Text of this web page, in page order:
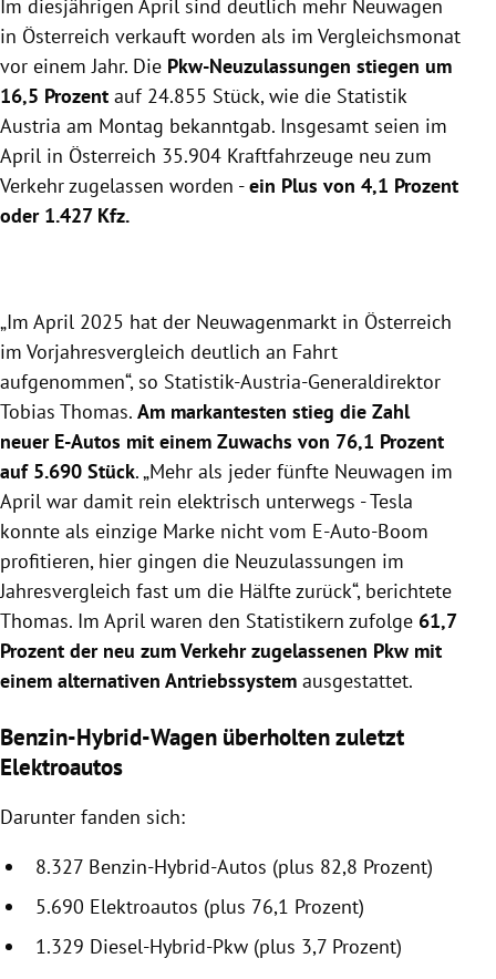
einem Plus von 7,4 Prozent im Zeitraum Jänner bis
Der Anteil der Pkw mit alternativen
Antriebssystemen erreichte 61,7 Prozent, während
konventionell angetriebene Pkw 38,3 Prozent der
Neuzulassungen ausmachten.
Reine Elektroautos verzeichneten einen Anstieg von
76,1 Prozent , wobei Tesla als einzige Marke einen
Im diesjährigen April sind deutlich mehr Neuwagen
in Österreich verkauft worden als im Vergleichsmonat
vor einem Jahr. Die Pkw-Neuzulassungen stiegen um
16,5 Prozent auf 24.855 Stück, wie die Statistik
Austria am Montag bekanntgab. Insgesamt seien im
April in Österreich 35.904 Kraftfahrzeuge neu zum
Verkehr zugelassen worden -ein Plus von 4,1 Prozent
oder 1.427 Kfz.
„Im April 2025 hat der Neuwagenmarkt in Österreich
im Vorjahresvergleich deutlich an Fahrt
aufgenommen“, so Statistik-Austria-Generaldirektor
Tobias Thomas. Am markantesten stieg die Zahl
neuer E-Autos mit einem Zuwachs von 76,1 Prozent
auf 5.690 Stück. „Mehr als jeder fünfte Neuwagen im
April war damit rein elektrisch unterwegs - Tesla
konnte als einzige Marke nicht vom E-Auto-Boom
profitieren, hier gingen die Neuzulassungen im
Jahresvergleich fast um die Hälfte zurück“, berichtete
Thomas. Im April waren den Statistikern zufolge 61,7
Prozent der neu zum Verkehr zugelassenen Pkw mit
einem alternativen Antriebssystem ausgestattet.
Benzin-Hybrid-Wagen überholten zuletzt
Elektroautos
Darunter fanden sich:
8.327 Benzin-Hybrid-Autos (plus 82,8 Prozent)
5.690 Elektroautos (plus 76,1 Prozent)
1.329 Diesel-Hybrid-Pkw (plus 3,7 Prozent)